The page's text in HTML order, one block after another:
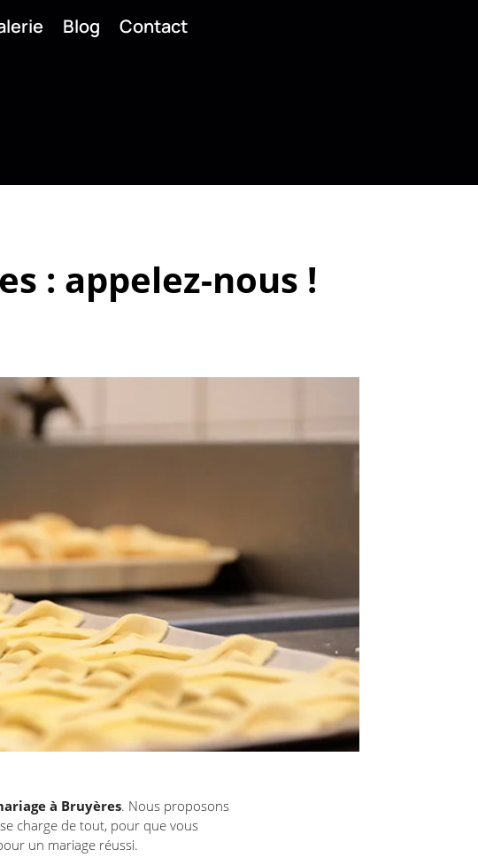
Blog Contact
: appelez-nous !
à Bruyères. Nous proposons
charge de tout, pour que vous
un mariage réussi.